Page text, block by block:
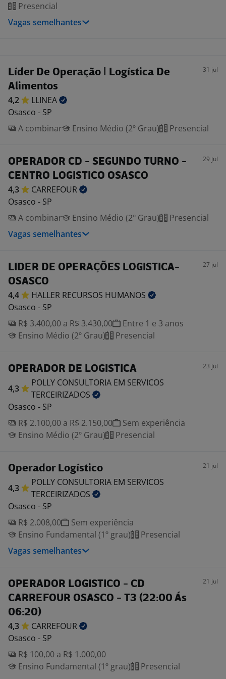
Presencial
Vagas semelhantes
Líder De Operação | Logística De
Alimentos
31 jul
4,2
LLINEA
Osasco - SP
A combinar
Ensino Médio (2º Grau) Presencial
OPERADOR CD - SEGUNDO TURNO -
CENTRO LOGISTICO OSASCO
29 jul
4,3
CARREFOUR
Osasco - SP
A combinar
Ensino Médio (2º Grau)
Presencial
Vagas semelhantes
LIDER DE OPERAÇÕES LOGISTICA-
OSASCO
27 jul
4,4 HALLER RECURSOS HUMANOS
Osasco - SP
R$ 3.400,00 a R$ 3.430,00
Entre 1 e 3 anos
Ensino Médio (2º Grau)
Presencial
OPERADOR DE LOGISTICA 23 jul
4,3
POLLY CONSULTORIA EM SERVICOS
TERCEIRIZADOS
Osasco - SP
R$ 2.100,00 a R$ 2.150,00
Sem experiência
Ensino Médio (2º Grau)
Presencial
Operador Logístico 21 jul
4,3
POLLY CONSULTORIA EM SERVICOS
TERCEIRIZADOS
Osasco - SP
R$ 2.008,00
Sem experiência
Ensino Fundamental (1º grau)
Presencial
Vagas semelhantes
OPERADOR LOGISTICO - CD
CARREFOUR OSASCO - T3 (22:00 Ás
06:20)
21 jul
4,3
CARREFOUR
Osasco - SP
R$ 100,00 a R$ 1.000,00
Ensino Fundamental (1º grau)
Presencial